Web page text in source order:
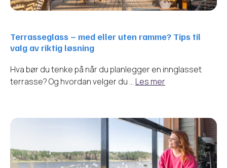
Terrasseglass – med eller uten ramme? Tips til
valg av riktig løsning
Hva bør du tenke på når du planlegger en innglasset
terrasse? Og hvordan velger du … Les mer